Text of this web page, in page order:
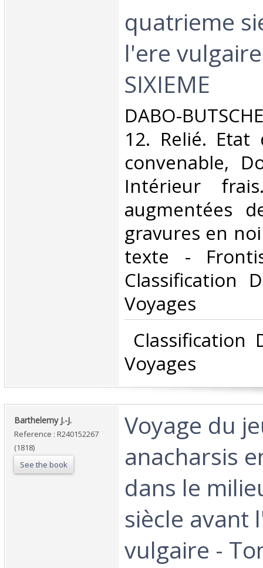
quatrieme
l'ere
SIXIEME‎
‎DABO-
12. Relié. Etat
convenable,
Intérieur
augmentées
gravures en
texte -
Classification
Voyages‎
Classification
Voyages‎
‎Barthelemy J.-J.‎
Reference : R240152267
(1818)
See the book
‎Voyage du
anacharsis
dans le
siècle avant
vulgaire -